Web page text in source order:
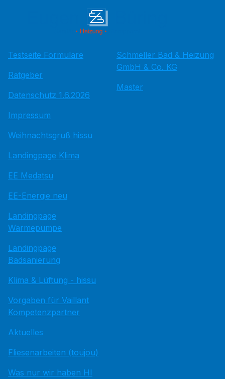
Testseite Formulare
Ratgeber
Datenschutz 1.6.2026
Impressum
Weihnachtsgruß hissu
Landingpage Klima
EE Medatsu
EE-Energie neu
Landingpage
Wärmepumpe
Landingpage
Badsanierung
Klima & Lüftung - hissu
Vorgaben für Vaillant
Kompetenzpartner
Aktuelles
Fliesenarbeiten (toujou)
Was nur wir haben HI
Schmeller Bad & Heizung
GmbH & Co. KG
Master